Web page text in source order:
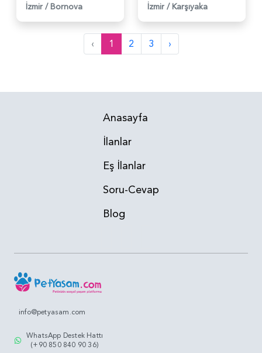
İzmir / Bornova
İzmir / Karşıyaka
‹ 1 2 3 ›
Anasayfa
İlanlar
Eş İlanlar
Soru-Cevap
Blog
info@petyasam.com
WhatsApp Destek Hattı
(+90 850 840 90 36)